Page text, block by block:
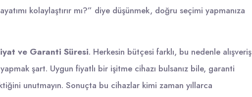
kolaylaştırır mı?” diye düşünmek, doğru seçimi yapmanıza
ve Garanti Süresi. Herkesin bütçesi farklı, bu nedenle alışveriş
şart. Uygun fiyatlı bir işitme cihazı bulsanız bile, garanti
unutmayın. Sonuçta bu cihazlar kimi zaman yıllarca